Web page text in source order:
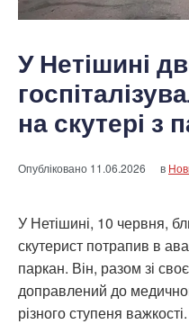
У Нетішині
на скутері з
Опубліковано 11.06.2026 в
У Нетішині, 10 червня,
скутерист потрапив в
паркан. Він, разом зі
доправлений до
різного ступеня важкості.